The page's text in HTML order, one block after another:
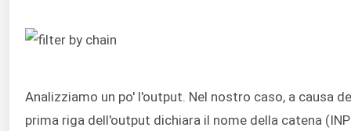
Analizziamo un po' l'output. Nel nostro caso, a causa
prima riga dell'output dichiara il nome della catena